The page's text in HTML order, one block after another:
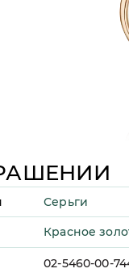
Серьги
Красное
02-5460-00-